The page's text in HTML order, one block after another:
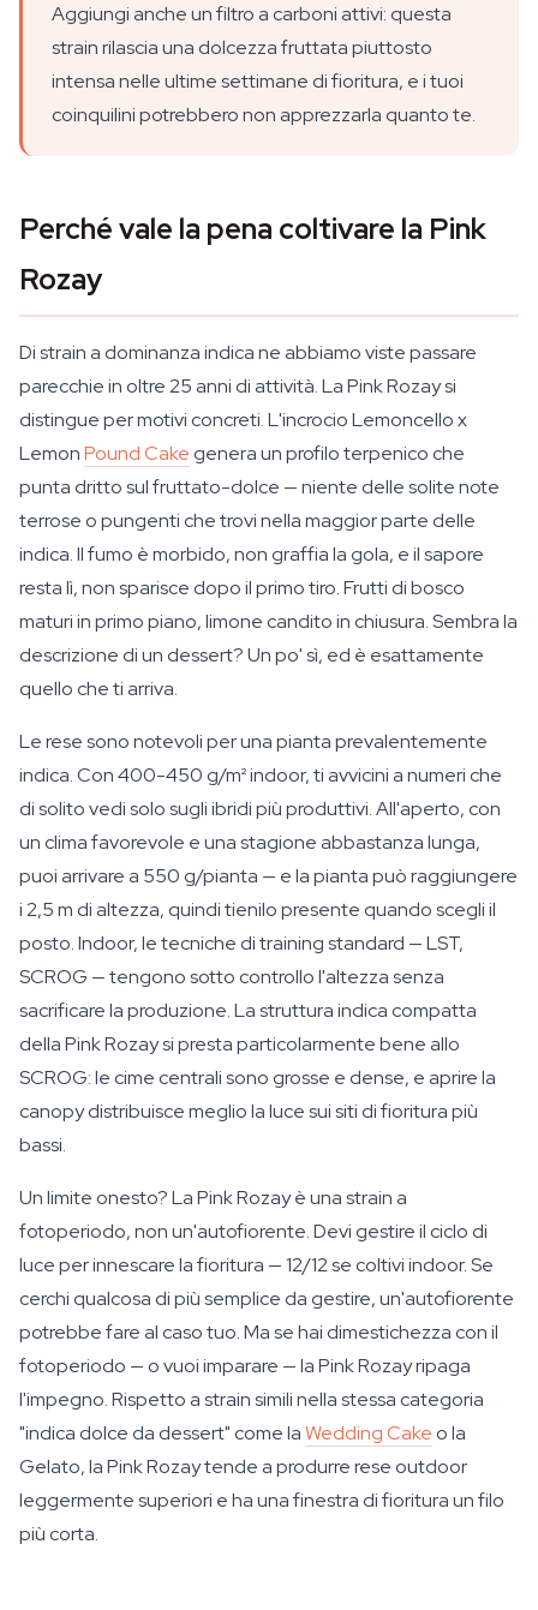
Aggiungi anche un filtro a carboni attivi: questa
strain rilascia una dolcezza fruttata piuttosto
intensa nelle ultime settimane di fioritura, e i tuoi
coinquilini potrebbero non apprezzarla quanto te.
Perché vale la pena coltivare la Pink
Rozay
Di strain a dominanza indica ne abbiamo viste passare
parecchie in oltre 25 anni di attività. La Pink Rozay si
distingue per motivi concreti. L'incrocio Lemoncello x
LemonPound Cake genera un profilo terpenico che
punta dritto sul fruttato-dolce — niente delle solite note
terrose o pungenti che trovi nella maggior parte delle
indica. Il fumo è morbido, non graffia la gola, e il sapore
resta lì, non sparisce dopo il primo tiro. Frutti di bosco
maturi in primo piano, limone candito in chiusura. Sembra la
descrizione di un dessert? Un po' sì, ed è esattamente
quello che ti arriva.
Le rese sono notevoli per una pianta prevalentemente
indica. Con 400-450 g/m² indoor, ti avvicini a numeri che
di solito vedi solo sugli ibridi più produttivi. All'aperto, con
un clima favorevole e una stagione abbastanza lunga,
puoi arrivare a 550 g/pianta — e la pianta può raggiungere
i 2,5 m di altezza, quindi tienilo presente quando scegli il
posto. Indoor, le tecniche di training standard — LST,
SCROG — tengono sotto controllo l'altezza senza
sacrificare la produzione. La struttura indica compatta
della Pink Rozay si presta particolarmente bene allo
SCROG: le cime centrali sono grosse e dense, e aprire la
canopy distribuisce meglio la luce sui siti di fioritura più
bassi.
Un limite onesto? La Pink Rozay è una strain a
fotoperiodo, non un'autofiorente. Devi gestire il ciclo di
luce per innescare la fioritura — 12/12 se coltivi indoor. Se
cerchi qualcosa di più semplice da gestire, un'autofiorente
potrebbe fare al caso tuo. Ma se hai dimestichezza con il
fotoperiodo — o vuoi imparare — la Pink Rozay ripaga
l'impegno. Rispetto a strain simili nella stessa categoria
"indica dolce da dessert" come laWedding Cake o la
Gelato, la Pink Rozay tende a produrre rese outdoor
leggermente superiori e ha una finestra di fioritura un filo
più corta.